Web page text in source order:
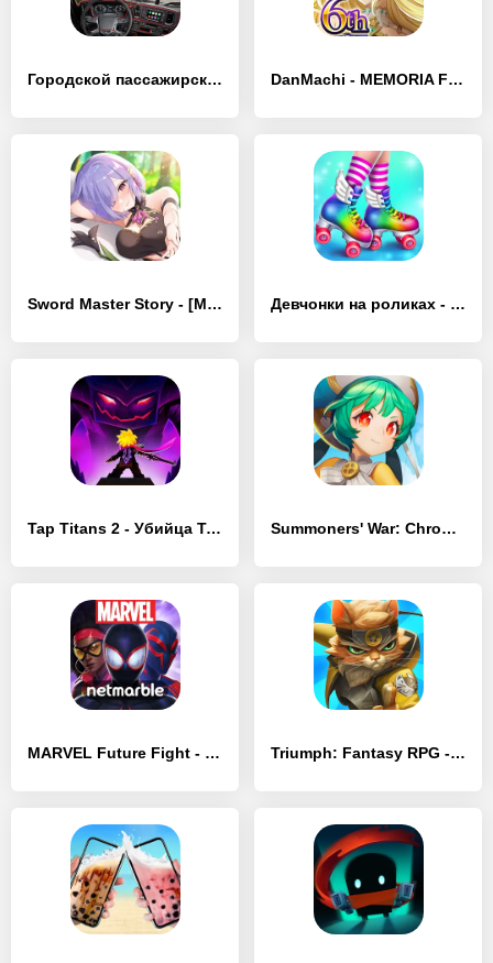
Городской пассажирский автобус - [MOD Много монет] DanMachi - MEMORIA FREESE - [MOD Много монет]
Sword Master Story - [MOD Много монет] Девчонки на роликах - [MOD Много монет]
Tap Titans 2 - Убийца Титанов - [MOD Много денег] Summoners' War: Chronicles - [MOD Много монет]
MARVEL Future Fight - [MOD Много монет] Triumph: Fantasy RPG - [MOD Много монет]